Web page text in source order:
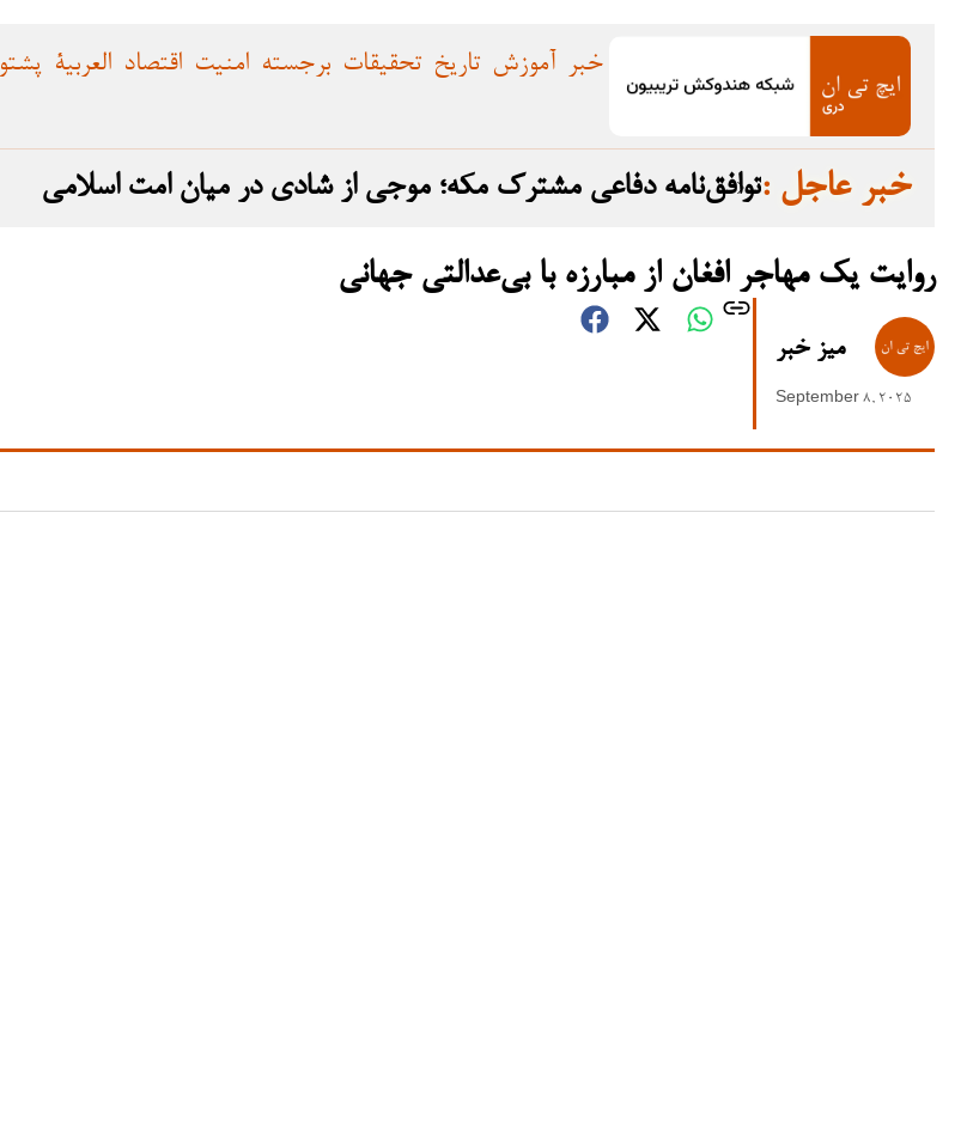
اقتصاد امنیت برجسته تحقیقات تاریخ آموزش خبر پشتو العربية
توافق‌نامه دفاعی مشترک مکه؛ موجی از شادی در میان امت اسلامی : خبر عاجل
روایت یک مهاجر افغان از مبارزه با بی‌عدالتی جهانی
میز خبر
September 8, 2025